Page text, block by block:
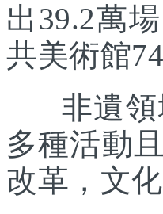
出39.2萬
共美術館
非遺領
多種活動
改革，文